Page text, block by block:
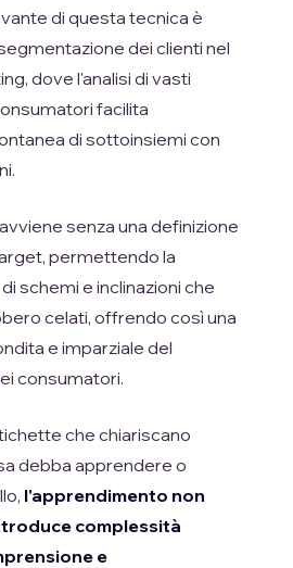
di questa tecnica è
dei clienti nel
dove l'analisi di vasti
facilita
di sottoinsiemi con
senza una definizione
permettendo la
schemi e inclinazioni che
celati, offrendo così una
e imparziale del
consumatori.
che chiariscano
debba apprendere o
l'apprendimento non
complessità
e